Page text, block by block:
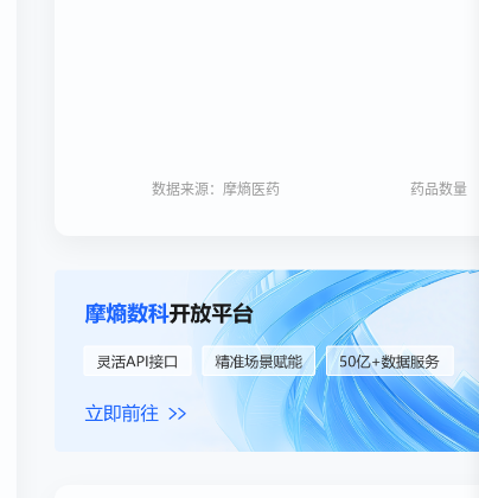
数据来源：摩熵医药 药品数量